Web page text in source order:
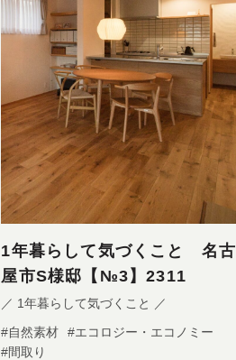
1年暮らして気づくこと 名古
屋市S様邸【№3】2311
／ 1年暮らして気づくこと ／
#自然素材
#エコロジー・エコノミー
#間取り